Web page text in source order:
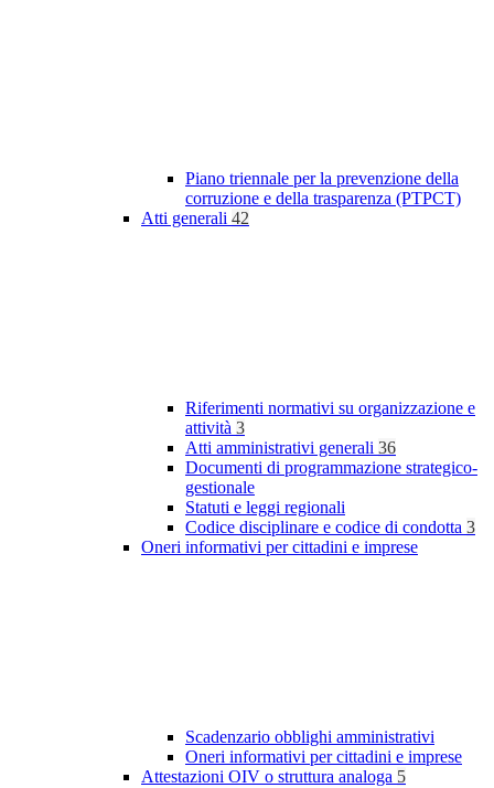
Piano triennale per la prevenzione della
corruzione e della trasparenza (PTPCT)
Atti generali 42
Riferimenti normativi su organizzazione e
attività 3
Atti amministrativi generali 36
Documenti di programmazione strategico-
gestionale
Statuti e leggi regionali
Codice disciplinare e codice di condotta 3
Oneri informativi per cittadini e imprese
Scadenzario obblighi amministrativi
Oneri informativi per cittadini e imprese
Attestazioni OIV o struttura analoga 5